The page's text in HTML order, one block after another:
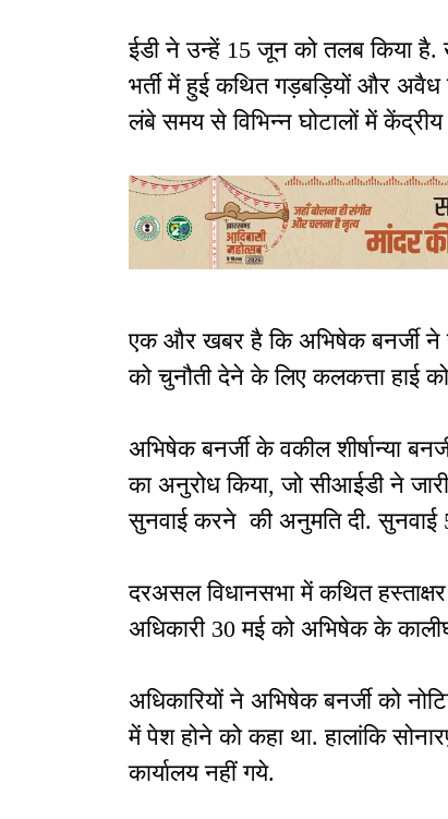
ईडी ने उन्हें 15 जून को तलब किया है.
भर्ती में हुई कथित गड़बड़ियों और
लंबे समय से विभिन्न घोटालों में
एक और खबर है कि अभिषेक बनर्जी ने
को चुनौती देने के लिए कलकत्ता हाई
अभिषेक बनर्जी के वकील शीर्षान्या
का अनुरोध किया, जो सीआईडी ने
सुनवाई करने की अनुमति दी. सुनवाई
दरअसल विधानसभा में कथित
अधिकारी 30 मई को अभिषेक के
अधिकारियों ने अभिषेक बनर्जी को
में पेश होने को कहा था. हालांकि
कार्यालय नहीं गये.